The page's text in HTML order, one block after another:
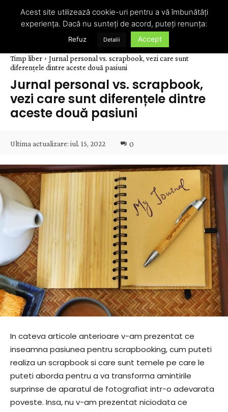
Timp liber
Jurnal personal vs. scrapbook, vezi care sunt
diferențele dintre aceste două pasiuni
Jurnal personal vs. scrapbook,
vezi care sunt diferențele dintre
aceste două pasiuni
Ultima actualizare: iul. 15, 2022 0
In cateva articole anterioare v-am prezentat ce
inseamna pasiunea pentru scrapbooking, cum puteti
realiza un scrapbook si care sunt temele pe care le
puteti aborda pentru a va transforma amintirile
surprinse de aparatul de fotografiat intr-o adevarata
poveste. Insa, nu v-am prezentat niciodata ce
Acest site utilizează cookie-uri pentru a vă îmbunătăți
experiența. Dacă nu sunteți de acord, puteți renunța:
Refuz Detalii Accept